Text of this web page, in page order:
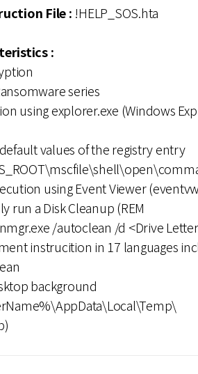
File : !HELP_SOS.hta
:
series
using explorer.exe (Windows
values of the registry entry
using Event Viewer
run a Disk Cleanup (REM
/autoclean /d <Drive
instrucition in 17 languages
background